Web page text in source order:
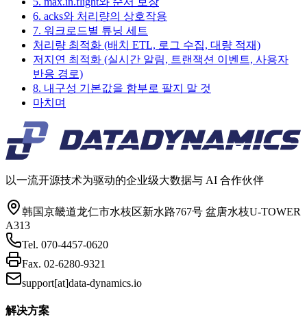
6. acks와 처리량의 상호작용
7. 워크로드별 튜닝 세트
처리량 최적화 (배치 ETL, 로그 수집, 대량 적재)
저지연 최적화 (실시간 알림, 트랜잭션 이벤트, 사용자
반응 경로)
8. 내구성 기본값을 함부로 팔지 말 것
마치며
以一流开源技术为驱动的企业级大数据与 AI 合作伙伴
韩国京畿道龙仁市水枝区新水路767号 盆唐水枝U-TOWER
A313
Tel. 070-4457-0620
Fax. 02-6280-9321
support[at]data-dynamics.io
解决方案